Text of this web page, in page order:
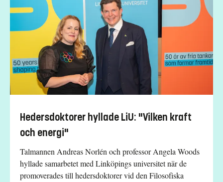
Hedersdoktorer hyllade LiU: "Vilken kraft
och energi"
Talmannen Andreas Norlén och professor Angela Woods
hyllade samarbetet med Linköpings universitet när de
promoverades till hedersdoktorer vid den Filosofiska